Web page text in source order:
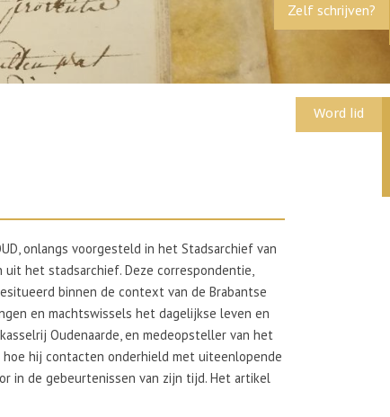
Word lid
Zelf schrijven?
onlangs voorgesteld in het Stadsarchief van
uit het stadsarchief. Deze correspondentie,
binnen de context van de Brabantse
en machtswissels het dagelijkse leven en
Oudenaarde, en medeopsteller van het
hoe hij contacten onderhield met uiteenlopende
in de gebeurtenissen van zijn tijd. Het artikel